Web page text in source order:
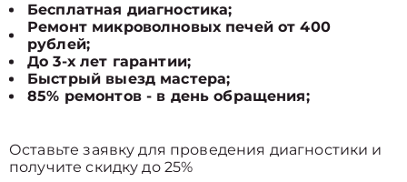
Бесплатная диагностика;
Ремонт микроволновых печей от 400
рублей;
До 3-х лет гарантии;
Быстрый выезд мастера;
85% ремонтов - в день обращения;
Оставьте заявку для проведения диагностики и
получите скидку до 25%